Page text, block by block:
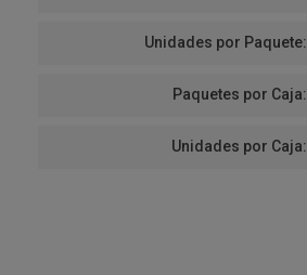
Unidades por Paquete:
Paquetes por Caja:
Unidades por Caja: